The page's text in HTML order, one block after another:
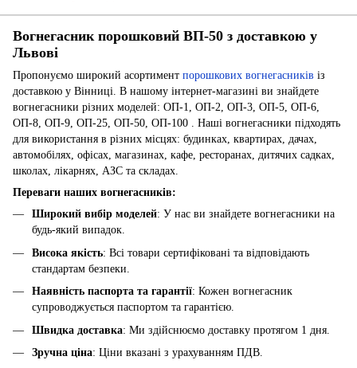
Вогнегасник порошковий ВП-50 з доставкою у
Львові
Пропонуємо широкий асортимент порошкових вогнегасників із
доставкою у Вінниці. В нашому інтернет-магазині ви знайдете
вогнегасники різних моделей: ОП-1, ОП-2, ОП-3, ОП-5, ОП-6,
ОП-8, ОП-9, ОП-25, ОП-50, ОП-100 . Наші вогнегасники підходять
для використання в різних місцях: будинках, квартирах, дачах,
автомобілях, офісах, магазинах, кафе, ресторанах, дитячих садках,
школах, лікарнях, АЗС та складах.
Переваги наших вогнегасників:
Широкий вибір моделей: У нас ви знайдете вогнегасники на
будь-який випадок.
Висока якість: Всі товари сертифіковані та відповідають
стандартам безпеки.
Наявність паспорта та гарантії: Кожен вогнегасник
супроводжується паспортом та гарантією.
Швидка доставка: Ми здійснюємо доставку протягом 1 дня.
Зручна ціна: Ціни вказані з урахуванням ПДВ.